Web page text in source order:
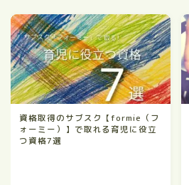
資格取得のサブスク【formie（フ
ォーミー）】で取れる育児に役立
つ資格7選